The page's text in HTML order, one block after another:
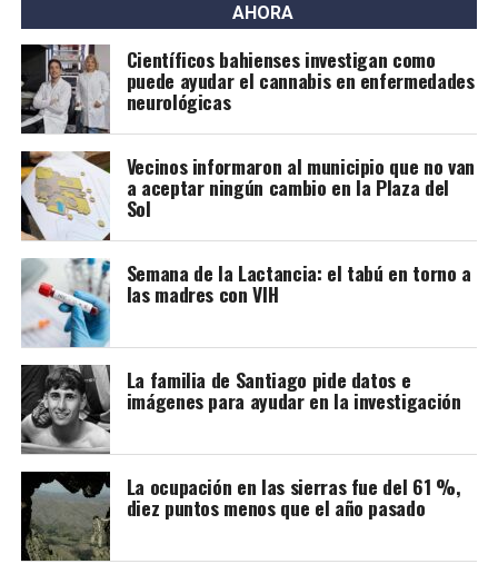
AHORA
Científicos bahienses investigan como
puede ayudar el cannabis en enfermedades
neurológicas
Vecinos informaron al municipio que no van
a aceptar ningún cambio en la Plaza del
Sol
Semana de la Lactancia: el tabú en torno a
las madres con VIH
La familia de Santiago pide datos e
imágenes para ayudar en la investigación
La ocupación en las sierras fue del 61 %,
diez puntos menos que el año pasado